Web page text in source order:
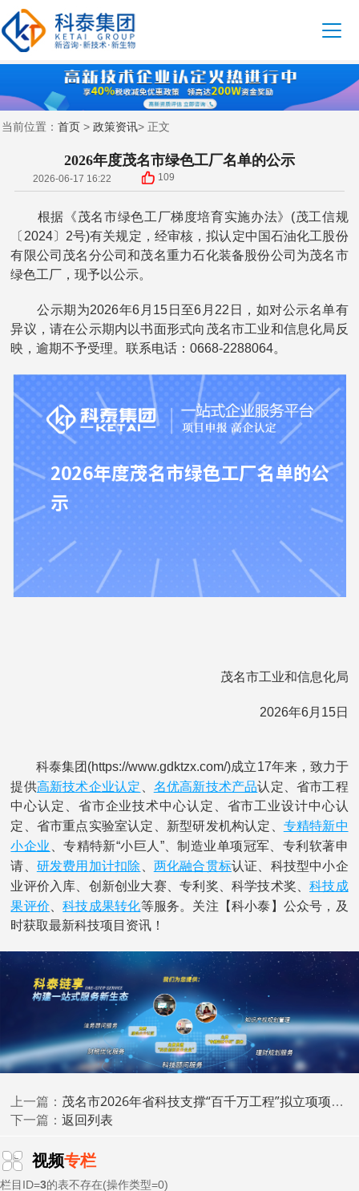
当前位置： 首页 > 政策资讯> 正文
2026年度茂名市绿色工厂名单的公示
2026-06-17 16:22 109
根据《茂名市绿色工厂梯度培育实施办法》(茂工信规
〔2024〕2号)有关规定，经审核，拟认定中国石油化工股份
有限公司茂名分公司和茂名重力石化装备股份公司为茂名市
绿色工厂，现予以公示。
公示期为2026年6月15日至6月22日，如对公示名单有
异议，请在公示期内以书面形式向茂名市工业和信息化局反
映，逾期不予受理。联系电话：0668-2288064。
茂名市工业和信息化局
2026年6月15日
科泰集团(https://www.gdktzx.com/)成立17年来，致力于
提供高新技术企业认定 名优高新技术产品认定、省市工程
中心认定、省市企业技术中心认定、省市工业设计中心认
定、省市重点实验室认定、新型研发机构认定、 专精特新中
小企业
、专精特新“小巨人”、制造业单项冠军、专利软著申
请、 研发费用加计扣除 两化融合贯标认证、科技型中小企
业评价入库、创新创业大赛、专利奖、科学技术奖、科技成
果评价 、科技成果转化等服务。关注【科小泰】公众号，及
时获取最新科技项目资讯！
上一篇： 茂名市2026年省科技支撑“百千万工程”拟立项项目的公示
下一篇：返回列表
视频专栏
栏目ID=3的表不存在(操作类型=0)